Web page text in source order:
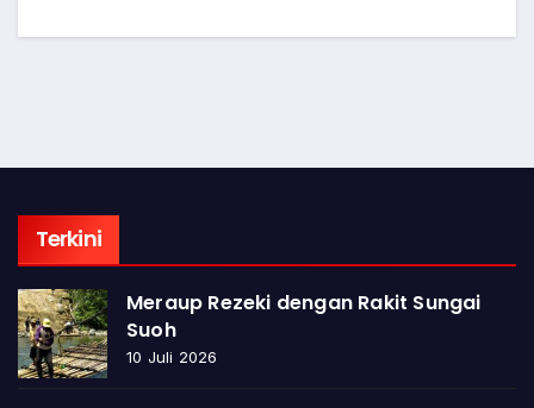
Terkini
Meraup Rezeki dengan Rakit Sungai
Suoh
10 Juli 2026